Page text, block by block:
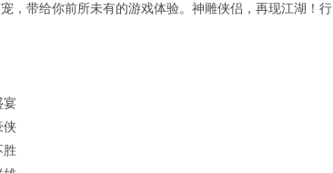
，带给你前所未有的游戏体验。神雕侠侣，再现江湖！行
宴
侠
胜